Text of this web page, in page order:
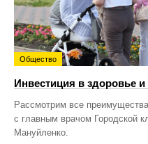
Общество
Инвестиция в здоровье
Рассмотрим все
с главным врачом Городской
Мануйленко.